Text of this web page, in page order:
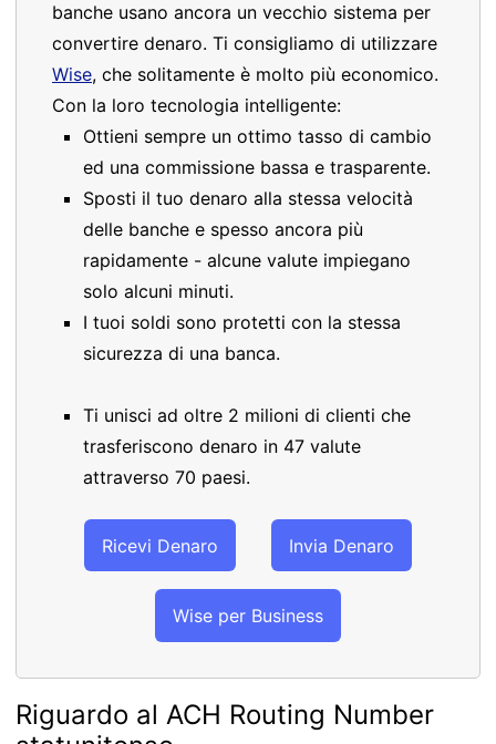
banche usano ancora un vecchio sistema per
convertire denaro. Ti consigliamo di utilizzare
Wise, che solitamente è molto più economico.
Con la loro tecnologia intelligente:
Ottieni sempre un ottimo tasso di cambio
ed una commissione bassa e trasparente.
Sposti il tuo denaro alla stessa velocità
delle banche e spesso ancora più
rapidamente - alcune valute impiegano
solo alcuni minuti.
I tuoi soldi sono protetti con la stessa
sicurezza di una banca.
Ti unisci ad oltre 2 milioni di clienti che
trasferiscono denaro in 47 valute
attraverso 70 paesi.
Ricevi Denaro Invia Denaro
Wise per Business
Riguardo al ACH Routing Number